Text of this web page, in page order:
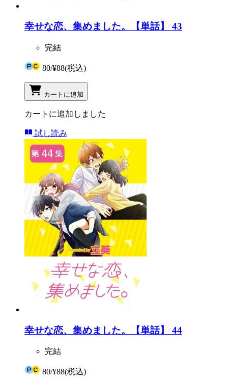
幸せな恋、集めました。【単話】 43
完結
80/¥88(税込)
カートに追加
カートに追加しました
試し読み
幸せな恋、集めました。【単話】 44
完結
80/¥88(税込)